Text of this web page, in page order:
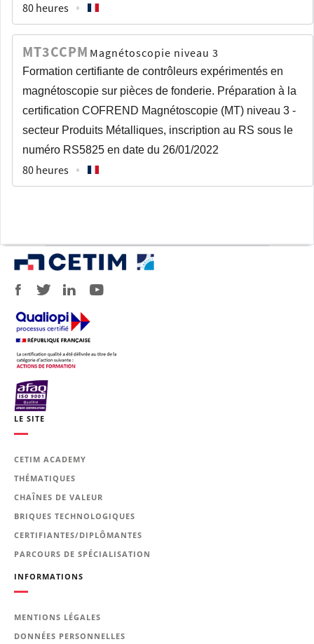
80 heures
MT3CCPM Magnétoscopie niveau 3
Formation certifiante de contrôleurs expérimentés en
magnétoscopie sur pièces de fonderie. Préparation à la
certification COFREND Magnétoscopie (MT) niveau 3 -
secteur Produits Métalliques, inscription au RS sous le
numéro RS5825 en date du 26/01/2022
80 heures
LE SITE
CETIM ACADEMY
THÉMATIQUES
CHAÎNES DE VALEUR
BRIQUES TECHNOLOGIQUES
CERTIFIANTES/DIPLÔMANTES
PARCOURS DE SPÉCIALISATION
INFORMATIONS
MENTIONS LÉGALES
DONNÉES PERSONNELLES